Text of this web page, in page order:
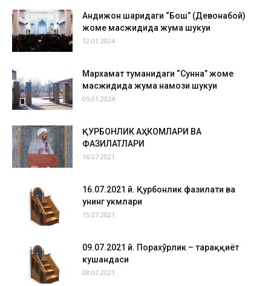
Андижон шаҳридаги “Бош” (Девонабой)
жоме масжидида жума шукуҳи
12.01.2024
Мархамат туманидаги “Сунна” жоме
масжидида жума намози шукуҳи
05.01.2024
ҚУРБОНЛИК АҲКОМЛАРИ ВА
ФАЗИЛАТЛАРИ
16.07.2021
16.07.2021 й. Қурбонлик фазилати ва
унинг ҳукмлари
15.07.2021
09.07.2021 й. Порахўрлик – тараққиёт
кушандаси
08.07.2021